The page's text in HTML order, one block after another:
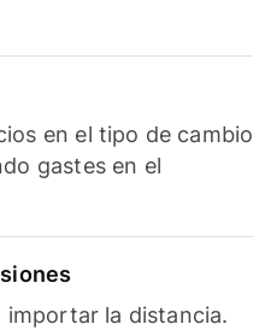
en el tipo de cambio
gastes en el
importar la distancia.